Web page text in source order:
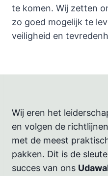
te komen. Wij zetten
zo goed mogelijk te
veiligheid en
Wij eren het
en volgen de
met de meest
pakken. Dit is de
succes van ons